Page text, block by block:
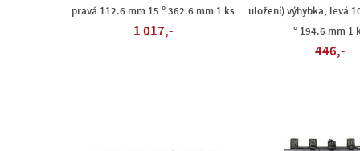
pravá 112.6 mm 15 ° 362.6 mm 1 ks
1 017,-
uložení) výhybka, levá
° 194.6 mm 1
446,-